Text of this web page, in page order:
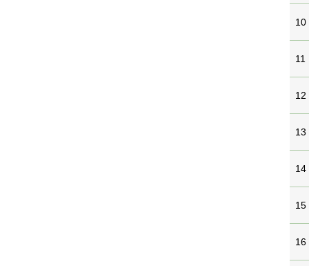
10
11
12
13
14
15
16